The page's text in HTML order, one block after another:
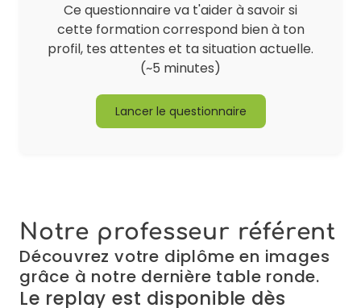
Ce questionnaire va t'aider à savoir si
cette formation correspond bien à ton
profil, tes attentes et ta situation actuelle.
(~5 minutes)
Lancer le questionnaire
Notre professeur référent
Découvrez votre diplôme en images
grâce à notre dernière table ronde.
Le replay est disponible dès